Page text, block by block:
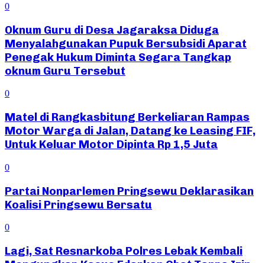
0
Oknum Guru di Desa Jagaraksa Diduga
Menyalahgunakan Pupuk Bersubsidi Aparat
Penegak Hukum Diminta Segara Tangkap
oknum Guru Tersebut
0
Matel di Rangkasbitung Berkeliaran Rampas
Motor Warga di Jalan, Datang ke Leasing FIF,
Untuk Keluar Motor Dipinta Rp 1,5 Juta
0
Partai Nonparlemen Pringsewu Deklarasikan
Koalisi Pringsewu Bersatu
0
Lagi, Sat Resnarkoba Polres Lebak Kembali